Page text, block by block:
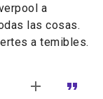
a
las cosas.
a temibles.